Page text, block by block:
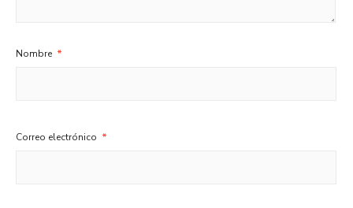
Nombre *
Correo electrónico *